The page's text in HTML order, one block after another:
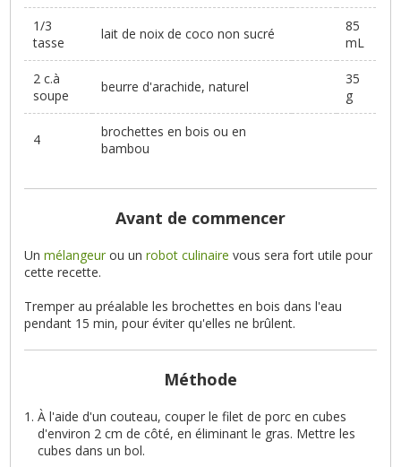
1/3
tasse
lait de noix de coco non sucré
85
mL
2 c.à
soupe
beurre d'arachide, naturel
35
g
4
brochettes en bois ou en
bambou
Avant de commencer
Unmélangeur ou un robot culinaire vous sera fort utile pour
cette recette.
Tremper au préalable les brochettes en bois dans l'eau
pendant 15 min, pour éviter qu'elles ne brûlent.
Méthode
À l'aide d'un couteau, couper le filet de porc en cubes
d'environ 2 cm de côté, en éliminant le gras. Mettre les
cubes dans un bol.